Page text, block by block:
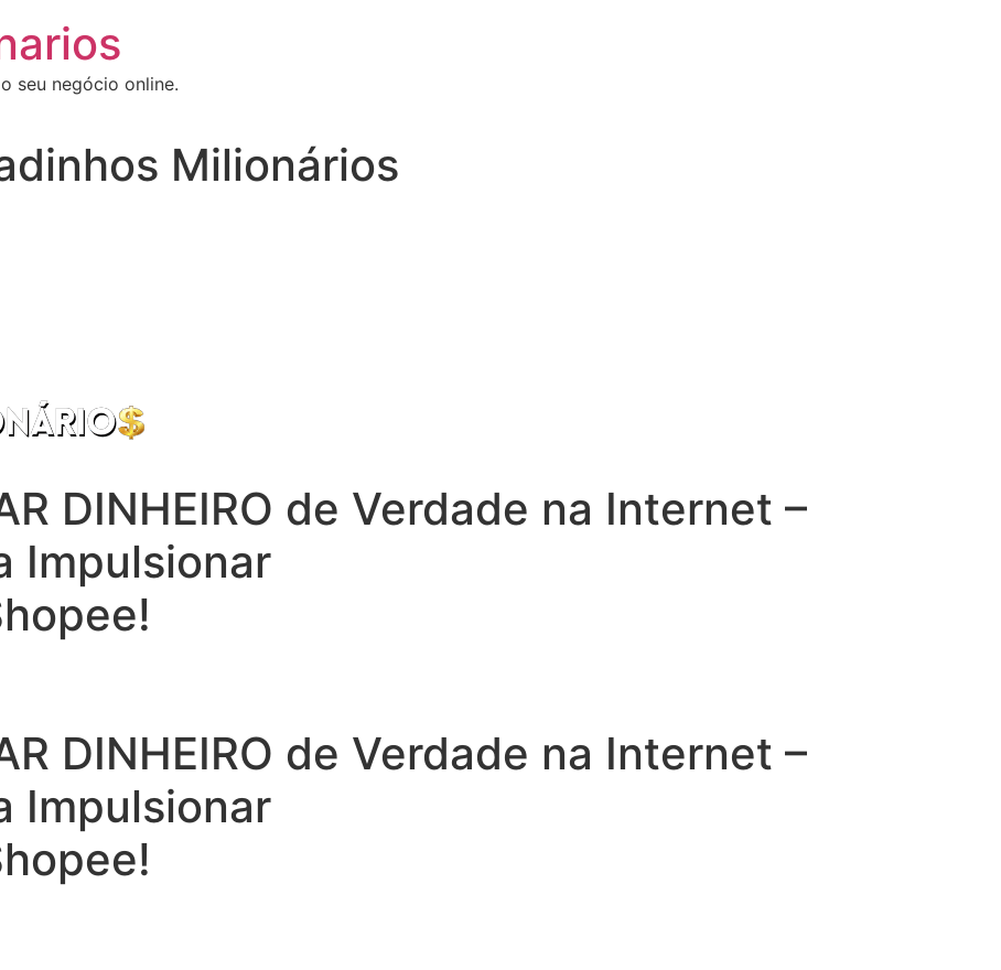
seu negócio online.
Milionários
DINHEIRO de Verdade na Internet –
Impulsionar
DINHEIRO de Verdade na Internet –
Impulsionar